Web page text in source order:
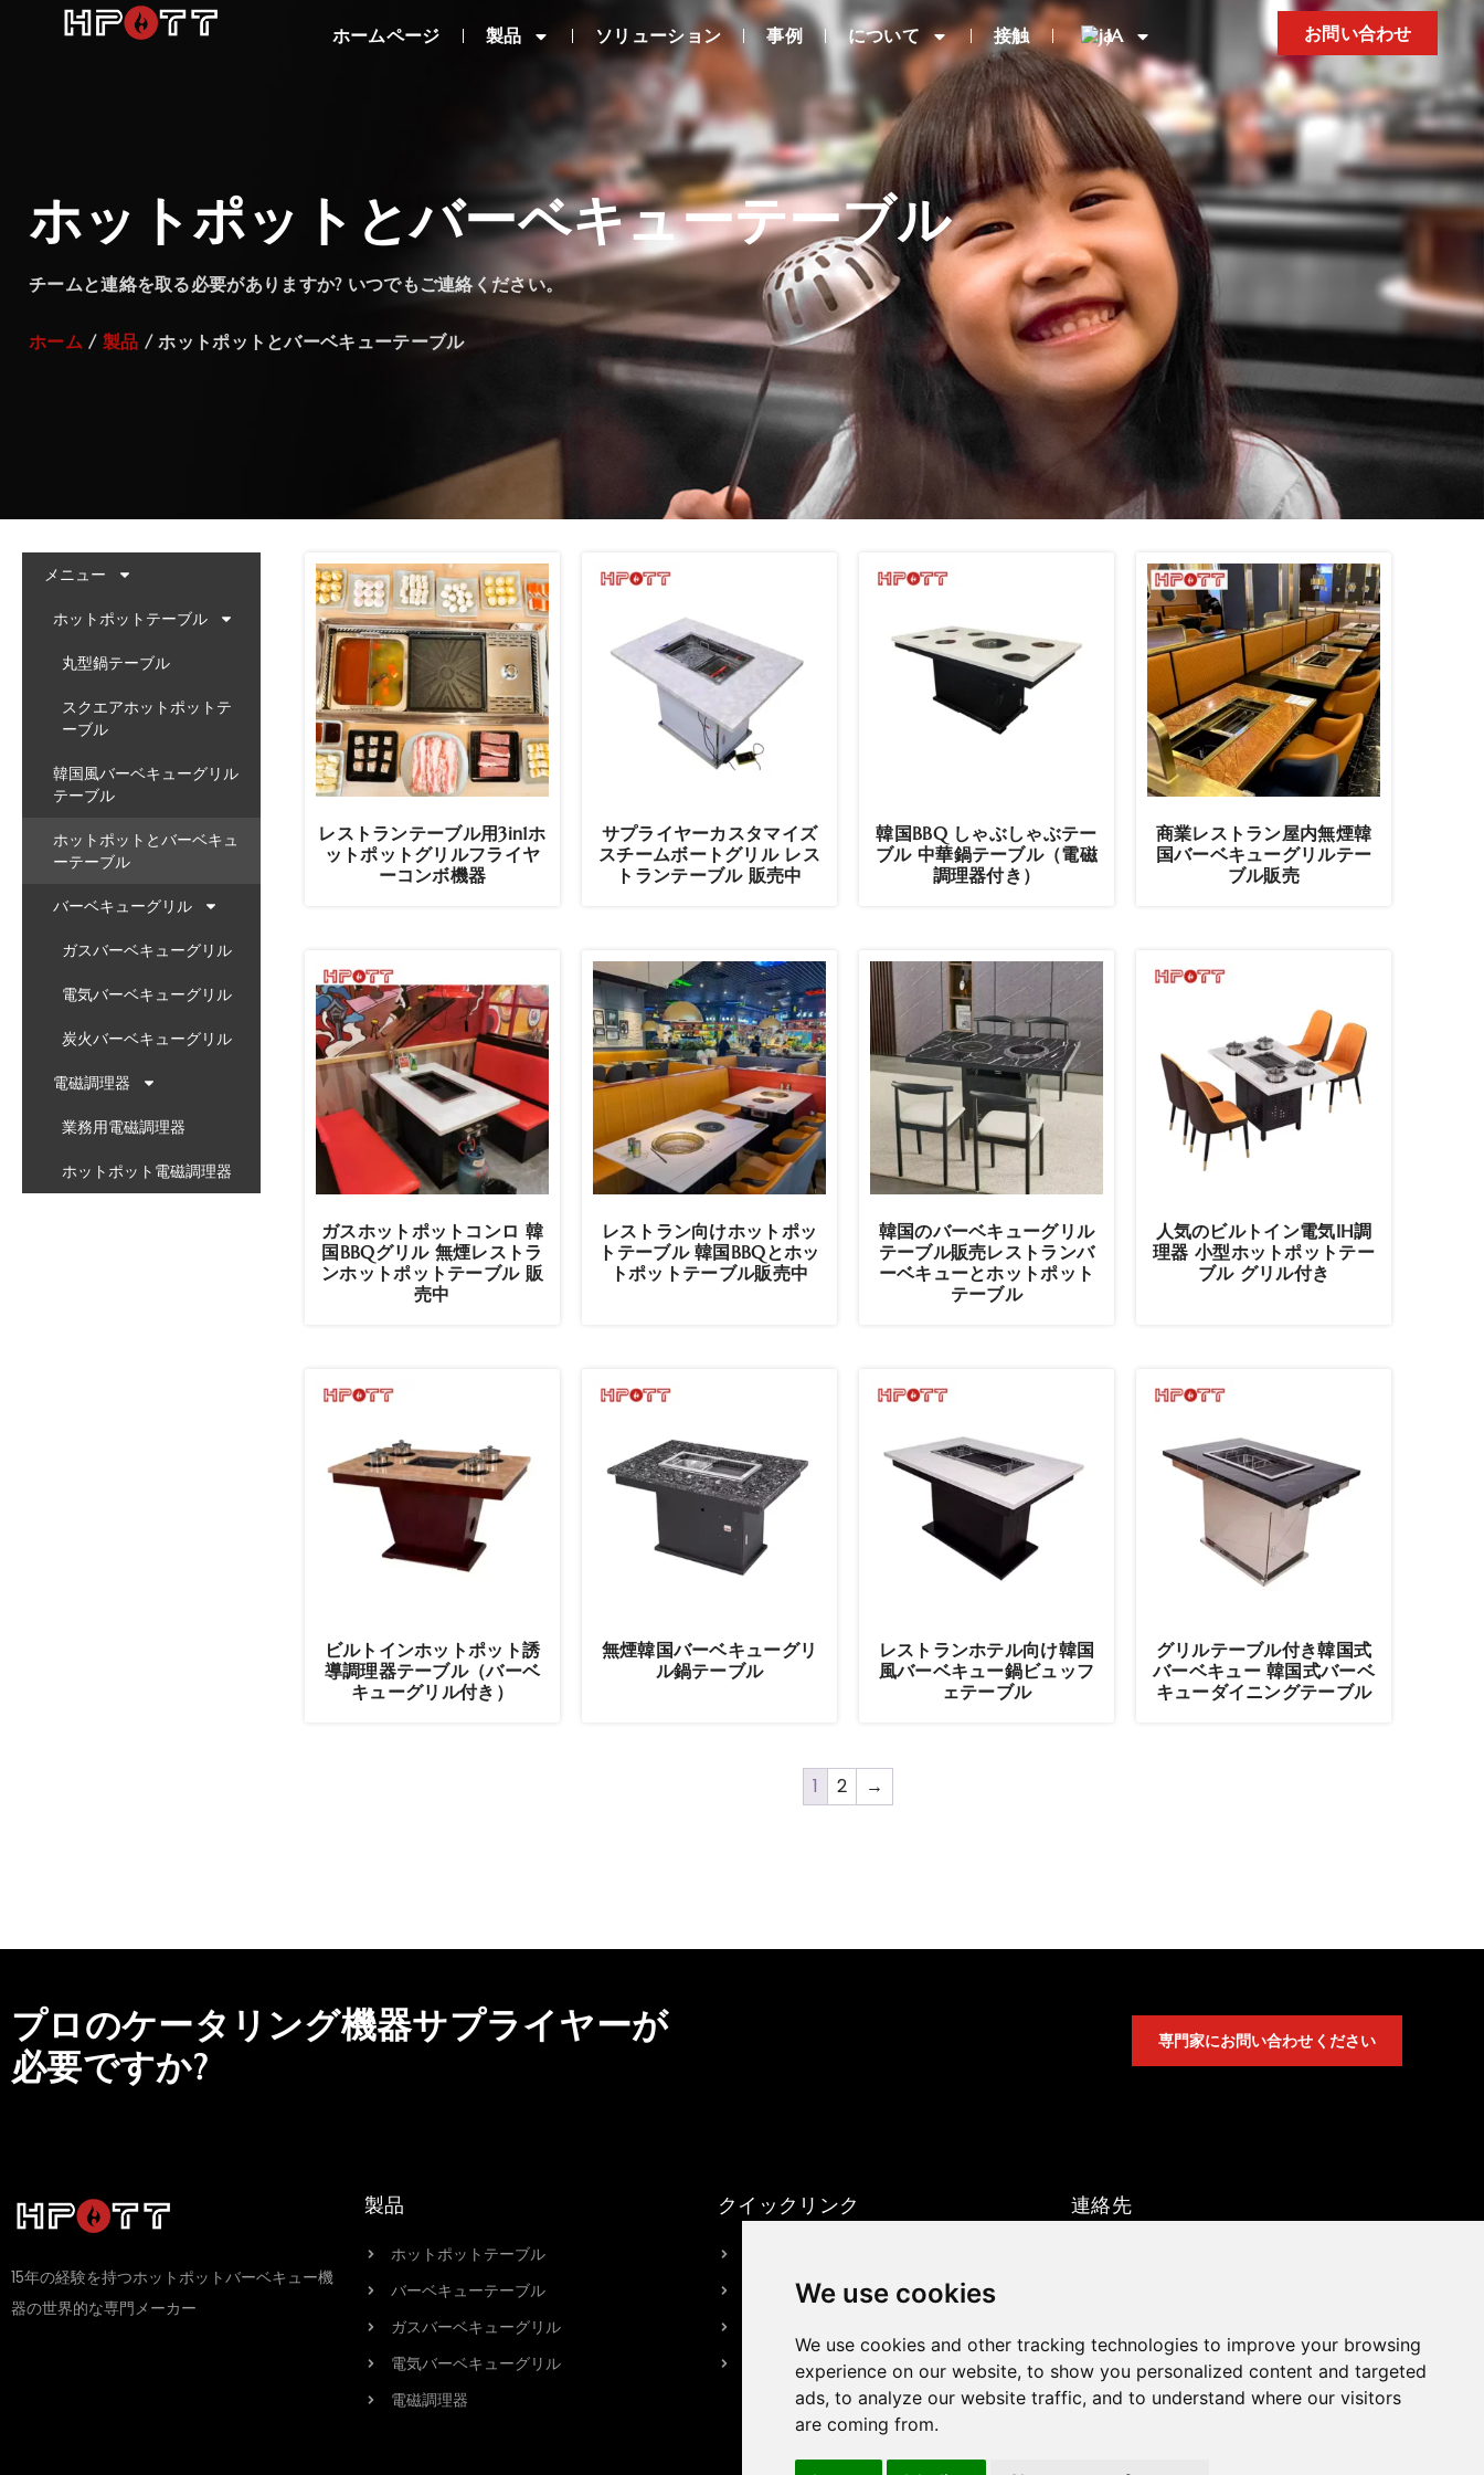
We use cookies
We use cookies and other tracking technologies to improve your browsing
experience on our website, to show you personalized content and targeted
ads, to analyze our website traffic, and to understand where our visitors
are coming from.
ホームページ 製品 ソリューション 事例 について 接触 JA お問い合わせ
ホットポットとバーベキューテーブル
チームと連絡を取る必要がありますか? いつでもご連絡ください。
ホーム/ 製品 / ホットポットとバーベキューテーブル
メニュー
ホットポットテーブル
丸型鍋テーブル
スクエアホットポットテ
ーブル
韓国風バーベキューグリル
テーブル
ホットポットとバーベキュ
ーテーブル
バーベキューグリル
ガスバーベキューグリル
電気バーベキューグリル
炭火バーベキューグリル
電磁調理器
業務用電磁調理器
ホットポット電磁調理器
レストランテーブル用3in1ホ
ットポットグリルフライヤ
ーコンボ機器
サプライヤーカスタマイズ
スチームボートグリル レス
トランテーブル 販売中
韓国BBQ しゃぶしゃぶテー
ブル 中華鍋テーブル（電磁
調理器付き）
商業レストラン屋内無煙韓
国バーベキューグリルテー
ブル販売
ガスホットポットコンロ 韓
国BBQグリル 無煙レストラ
ンホットポットテーブル 販
売中
レストラン向けホットポッ
トテーブル 韓国BBQとホッ
トポットテーブル販売中
韓国のバーベキューグリル
テーブル販売レストランバ
ーベキューとホットポット
テーブル
人気のビルトイン電気IH調
理器 小型ホットポットテー
ブル グリル付き
ビルトインホットポット誘
導調理器テーブル（バーベ
キューグリル付き）
無煙韓国バーベキューグリ
ル鍋テーブル
レストランホテル向け韓国
風バーベキュー鍋ビュッフ
ェテーブル
グリルテーブル付き韓国式
バーベキュー 韓国式バーベ
キューダイニングテーブル
1 2 →
プロのケータリング機器サプライヤーが
必要ですか?
専門家にお問い合わせください
15年の経験を持つホットポットバーベキュー機
器の世界的な専門メーカー
製品
ホットポットテーブル
バーベキューテーブル
ガスバーベキューグリル
電気バーベキューグリル
電磁調理器
クイックリンク
私たちの工場
お問い合わせ
連絡先
中国広東省仏山市順徳区天河巴路